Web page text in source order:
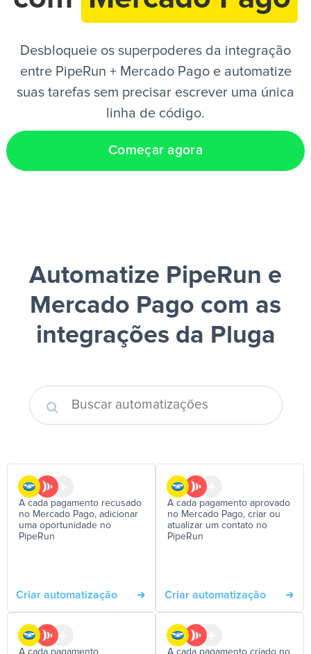
Desbloqueie os superpoderes da integração
entre PipeRun + Mercado Pago e automatize
suas tarefas sem precisar escrever uma única
linha de código.
Começar agora
Automatize PipeRun e
Mercado Pago com as
integrações da Pluga
A cada pagamento recusado
no Mercado Pago, adicionar
uma oportunidade no
PipeRun
Criar automatização
A cada pagamento aprovado
no Mercado Pago, criar ou
atualizar um contato no
PipeRun
Criar automatização
A cada pagamento
A cada pagamento criado no